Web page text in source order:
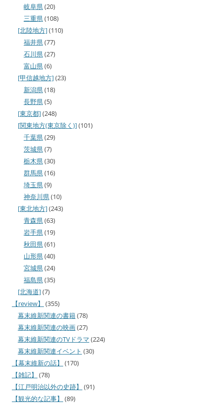
岐阜県(20)
三重県(108)
[北陸地方](110)
福井県(77)
石川県(27)
富山県(6)
[甲信越地方](23)
新潟県(18)
長野県(5)
[東京都](248)
[関東地方(東京除く)](101)
千葉県(29)
茨城県(7)
栃木県(30)
群馬県(16)
埼玉県(9)
神奈川県(10)
[東北地方](243)
青森県(63)
岩手県(19)
秋田県(61)
山形県(40)
宮城県(24)
福島県(35)
[北海道](7)
【review】
(355)
幕末維新関連の書籍(78)
幕末維新関連の映画(27)
幕末維新関連のTVドラマ (224)
幕末維新関連イベント (30)
【幕末維新の話】
(170)
【雑記】
(78)
【江戸明治以外の史跡】
(91)
【観光的な記事】
(89)